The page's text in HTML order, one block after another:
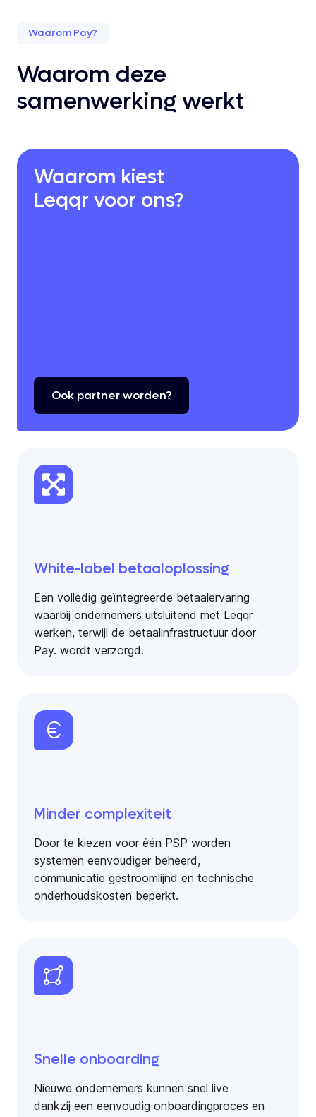
Waarom Pay?
Waarom deze
samenwerking werkt
Waarom kiest
Leqqr voor ons?
Ook partnerworden?
White-label betaaloplossing
Een volledig geïntegreerde betaalervaring
waarbij ondernemers uitsluitend met Leqqr
werken, terwijl de betaalinfrastructuur door
Pay. wordt verzorgd.
Minder complexiteit
Door te kiezen voor één PSP worden
systemen eenvoudiger beheerd,
communicatie gestroomlijnd en technische
onderhoudskosten beperkt.
Snelle onboarding
Nieuwe ondernemers kunnen snel live
dankzij een eenvoudig onboardingproces en